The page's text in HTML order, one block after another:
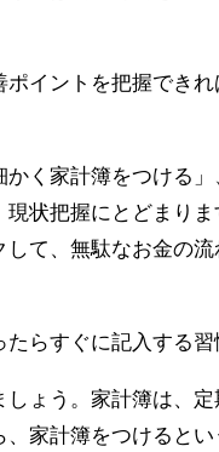
イントを把握でき
く家計簿をつける
状把握にとどまり
て、無駄なお金の
らすぐに記入する習
ょう。家計簿は、
、家計簿をつけると